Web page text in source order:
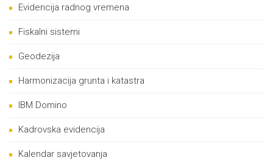
Evidencija radnog vremena
Fiskalni sistemi
Geodezija
Harmonizacija grunta i katastra
IBM Domino
Kadrovska evidencija
Kalendar savjetovanja